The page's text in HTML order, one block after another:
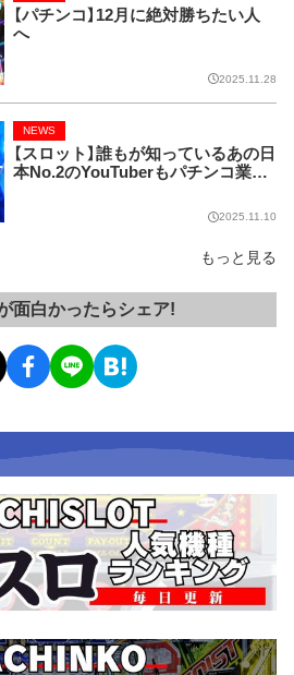
【パチンコ】12月に絶対勝ちたい人
へ
2025.11.28
【スロット】誰もが知っているあの日
本No.2のYouTuberもパチンコ業界
NEWS
2025.11.10
もっと見る
面白かったらシェア!